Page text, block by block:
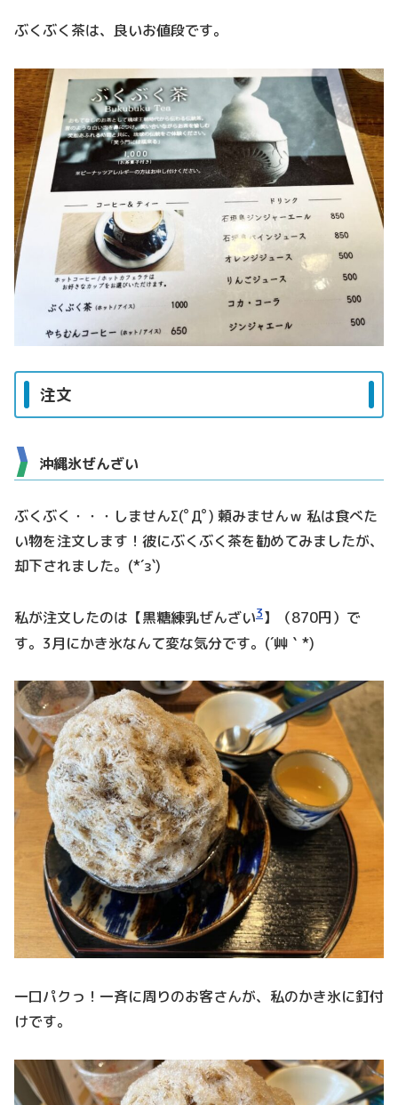
ぶくぶく茶は、良いお値段です。
注文
沖縄氷ぜんざい
ぶくぶく・・・しませんΣ(ﾟДﾟ) 頼みませんｗ 私は食べた
い物を注文します！彼にぶくぶく茶を勧めてみましたが、
却下されました。(*´з`)
私が注文したのは【黒糖練乳ぜんざい3】（870円）で
す。3月にかき氷なんて変な気分です。(´艸｀*)
一口パクっ！一斉に周りのお客さんが、私のかき氷に釘付
けです。